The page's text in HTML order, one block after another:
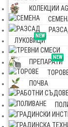
КОЛЕКЦИИ
NEW
ЛУКОВИЦИ
NEW
ПРЕПАРАТИ
ПОЧВА